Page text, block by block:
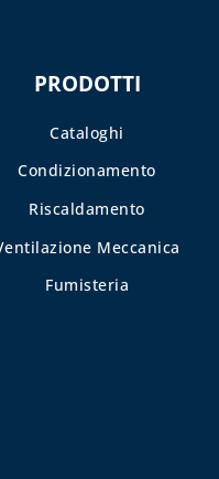
PRODOTTI
Cataloghi
Condizionamento
Riscaldamento
Meccanica
Fumisteria